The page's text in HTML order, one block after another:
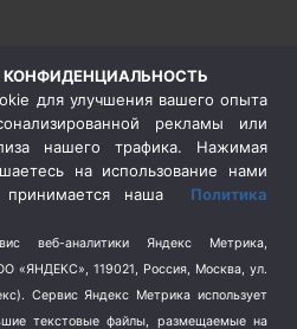
(404)
для улучшения вашего опыта
рекламы или
нашего трафика. Нажимая
на использование нами
наша Политика
веб-аналитики Яндекс Метрика,
«ЯНДЕКС», 119021, Россия, Москва, ул.
Сервис Яндекс Метрика использует
текстовые файлы, размещаемые на